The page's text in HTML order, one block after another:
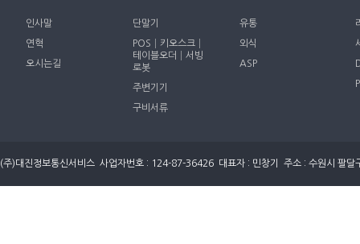
인사말
연혁
오시는길
단말기
POS│키오스크│
테이블오더│서빙
로봇
주변기기
구비서류
유통
외식
ASP
(주)대진정보통신서비스 사업자번호 : 124-87-36426 대표자 : 민창기 주소 : 수원시 팔